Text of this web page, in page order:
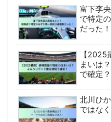
富下李
で特定
だった！
【
まいは
で確定？
北川ひ
ではな